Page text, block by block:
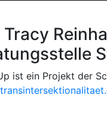
ist ein Projekt der